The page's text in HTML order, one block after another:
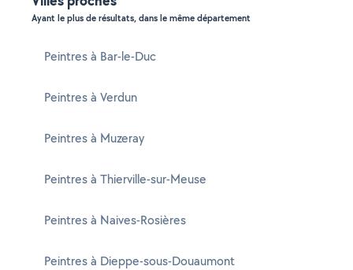
Ayant le plus de résultats, dans le même département
Peintres à Bar-le-Duc
Peintres à Verdun
Peintres à Muzeray
Peintres à Thierville-sur-Meuse
Peintres à Naives-Rosières
Peintres à Dieppe-sous-Douaumont